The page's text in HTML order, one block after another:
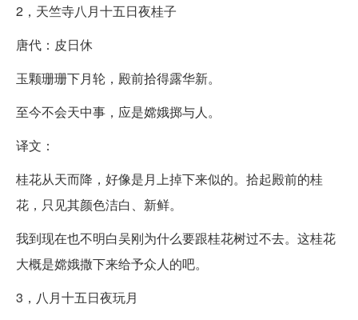
2，天竺寺八月十五日夜桂子
唐代：皮日休
玉颗珊珊下月轮，殿前拾得露华新。
至今不会天中事，应是嫦娥掷与人。
译文：
桂花从天而降，好像是月上掉下来似的。拾起殿前的桂
花，只见其颜色洁白、新鲜。
我到现在也不明白吴刚为什么要跟桂花树过不去。这桂花
大概是嫦娥撒下来给予众人的吧。
3，八月十五日夜玩月